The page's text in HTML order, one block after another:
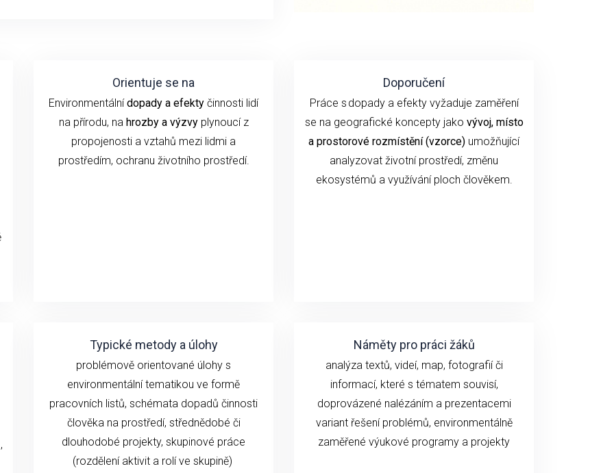
Orientuje se na
Environmentálnídopady a efekty činnosti lidí
na přírodu, na hrozby a výzvyplynoucí z
propojenosti a vztahů mezi lidmi a
prostředím, ochranu životního prostředí.
Doporučení
Práce s dopady a efekty vyžaduje zaměření
se na geografické koncepty jako vývoj, místo
a prostorové rozmístění (vzorce) umožňující
analyzovat životní prostředí, změnu
ekosystémů a využívání ploch člověkem.
Typické metody a úlohy
problémově orientované úlohy s
environmentální tematikou ve formě
pracovních listů, schémata dopadů činnosti
člověka na prostředí, střednědobé či
dlouhodobé projekty, skupinové práce
(rozdělení aktivit a rolí ve skupině)
Náměty pro práci žáků
analýza textů, videí, map, fotografií či
informací, které s tématem souvisí,
doprovázené nalézáním a prezentacemi
variant řešení problémů, environmentálně
zaměřené výukové programy a projekty